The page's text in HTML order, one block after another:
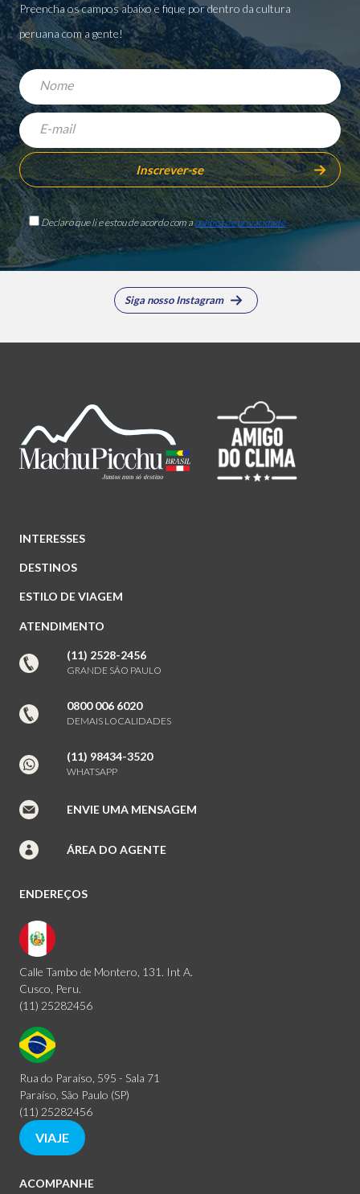
Preencha os campos abaixo e fique por dentro da cultura
peruana com a gente!
Declaro que li e estou de acordo com a política de privacidade
Siga nosso Instagram
INTERESSES
DESTINOS
ESTILO DE VIAGEM
ATENDIMENTO
(11) 2528-2456
GRANDE SÃO PAULO
0800 006 6020
DEMAIS LOCALIDADES
(11) 98434-3520
WHATSAPP
ENVIE UMA MENSAGEM
ÁREA DO AGENTE
ENDEREÇOS
Calle Tambo de Montero, 131. Int A.
Cusco, Peru.
(11) 25282456
Rua do Paraíso, 595 - Sala 71
Paraíso, São Paulo (SP)
(11) 25282456
VIAJE
ACOMPANHE